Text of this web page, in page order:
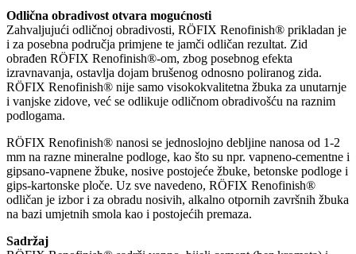
Odlična obradivost otvara mogućnosti
Zahvaljujući odličnoj obradivosti, RÖFIX Renofinish® prikladan je
i za posebna područja primjene te jamči odličan rezultat. Zid
obrađen RÖFIX Renofinish®-om, zbog posebnog efekta
izravnavanja, ostavlja dojam brušenog odnosno poliranog zida.
RÖFIX Renofinish® nije samo visokokvalitetna žbuka za unutarnje
i vanjske zidove, već se odlikuje odličnom obradivošću na raznim
podlogama.
RÖFIX Renofinish® nanosi se jednoslojno debljine nanosa od 1-2
mm na razne mineralne podloge, kao što su npr. vapneno-cementne i
gipsano-vapnene žbuke, nosive postojeće žbuke, betonske podloge i
gips-kartonske ploče. Uz sve navedeno, RÖFIX Renofinish®
odličan je izbor i za obradu nosivih, alkalno otpornih završnih žbuka
na bazi umjetnih smola kao i postojećih premaza.
Sadržaj